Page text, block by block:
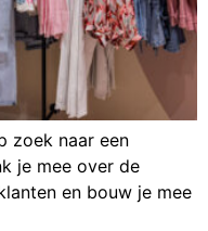
zoek naar een
je mee over de
en bouw je mee